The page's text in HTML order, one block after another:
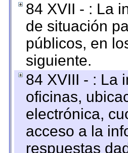
84 XVII - : La
de situación
públicos, en
siguiente.
84 XVIII - : La
oficinas,
electrónica,
acceso a la
respuestas